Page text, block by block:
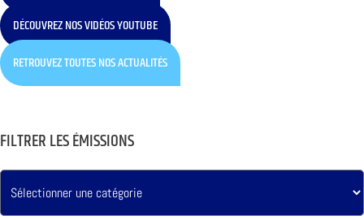
DÉCOUVREZ NOS VIDÉOS YOUTUBE
RETROUVEZ TOUTES NOS ACTUALITÉS
FILTRER LES ÉMISSIONS